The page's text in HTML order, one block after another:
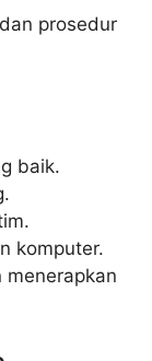
prosedur
baik.
komputer.
menerapkan